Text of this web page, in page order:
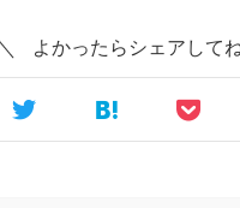
よかったらシェアしてね